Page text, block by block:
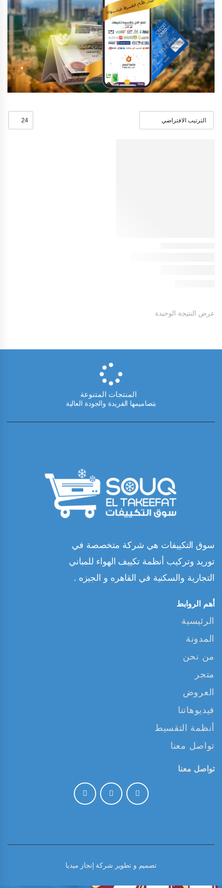
عرض النتيجة الوحيدة
المنتجات المتنوعة
بتصاميمها الفريدة والجودة العالية
سوق التكييفات هي شركة متخصصة في
توريد وتركيب أنظمة تكييف الهواء للمباني
التجارية والسكنية في القاهره و الجيزه .
أهم الروابط
الرئيسية
المدونة
من نحن
متجر
العروض
فيديوهاتنا
أنظمة التقسيط
تواصل معنا
تواصل معنا
تصميم و تطوير شركة إنجاز ميديا